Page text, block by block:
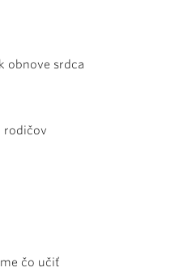
obnove srdca
rodičov
čo učiť